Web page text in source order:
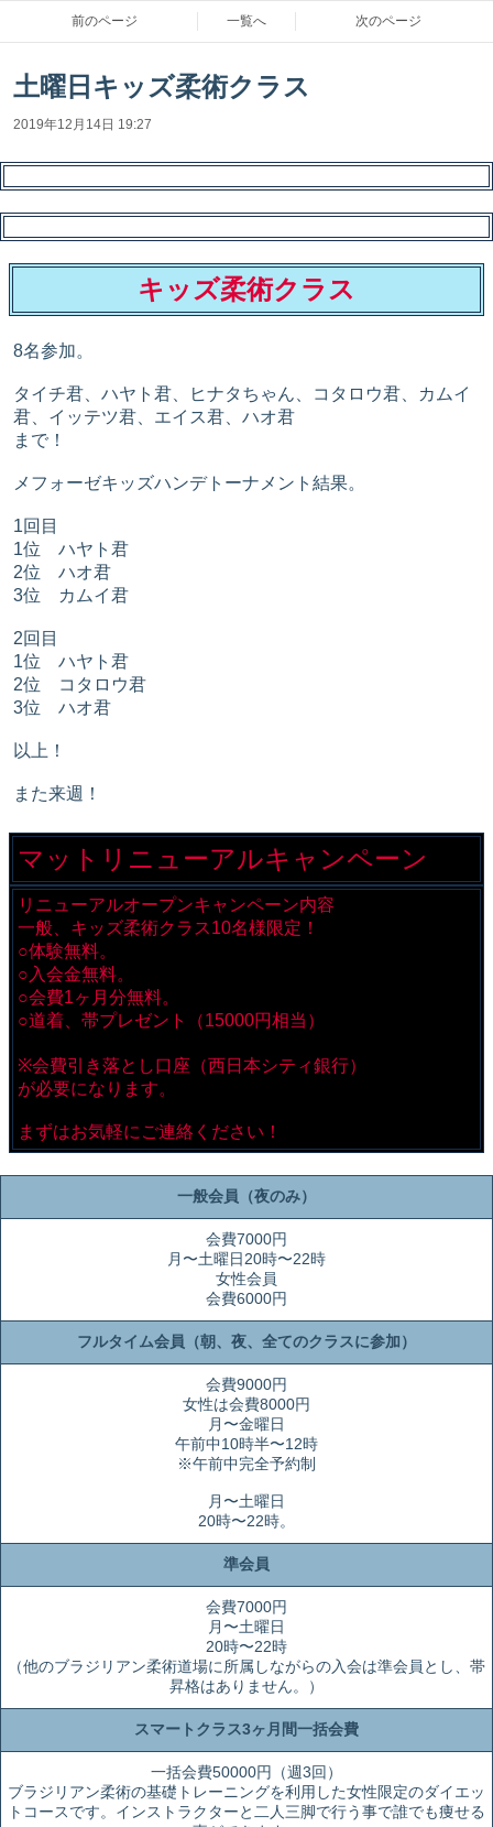
前のページ 一覧へ 次のページ
土曜日キッズ柔術クラス
2019年12月14日 19:27
キッズ柔術クラス
8名参加。
タイチ君、ハヤト君、ヒナタちゃん、コタロウ君、カムイ
君、イッテツ君、エイス君、ハオ君
まで！
メフォーゼキッズハンデトーナメント結果。
1回目
1位 ハヤト君
2位 ハオ君
3位 カムイ君
2回目
1位 ハヤト君
2位 コタロウ君
3位 ハオ君
以上！
また来週！
マットリニューアルキャンペーン
リニューアルオープンキャンペーン内容
一般、キッズ柔術クラス10名様限定！
○体験無料。
○入会金無料。
○会費1ヶ月分無料。
○道着、帯プレゼント（15000円相当）
※会費引き落とし口座（西日本シティ銀行）
が必要になります。
まずはお気軽にご連絡ください！
一般会員（夜のみ）
会費7000円
月〜土曜日20時〜22時
女性会員
会費6000円
フルタイム会員（朝、夜、全てのクラスに参加）
会費9000円
女性は会費8000円
月〜金曜日
午前中10時半〜12時
※午前中完全予約制
月〜土曜日
20時〜22時。
準会員
会費7000円
月〜土曜日
20時〜22時
（他のブラジリアン柔術道場に所属しながらの入会は準会員とし、帯
昇格はありません。）
スマートクラス3ヶ月間一括会費
一括会費50000円（週3回）
ブラジリアン柔術の基礎トレーニングを利用した女性限定のダイエッ
トコースです。インストラクターと二人三脚で行う事で誰でも痩せる